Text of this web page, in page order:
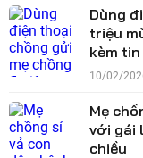
Dùng
triệu
kèm
10/02/
Mẹ
với gái
chiều